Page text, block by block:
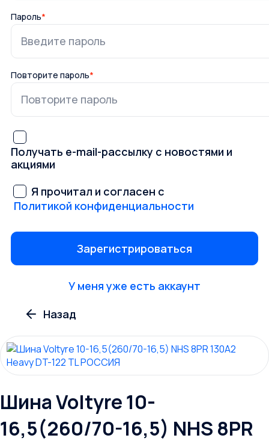
Пароль*
Повторите пароль*
Получать e-mail-рассылку с новостями и
акциями
Я прочитал и согласен с
Политикой конфиденциальности
У меня уже есть аккаунт
Шина Voltyre 10-
16,5(260/70-16,5) NHS 8PR